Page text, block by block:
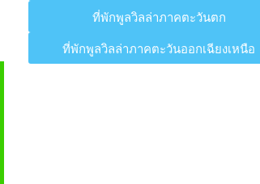
ที่พักพูลวิลล่าภาคตะวันตก
ที่พักพูลวิลล่าภาคตะวันออกเฉียงเหนือ